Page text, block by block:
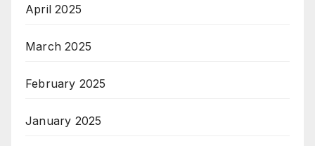
April 2025
March 2025
February 2025
January 2025